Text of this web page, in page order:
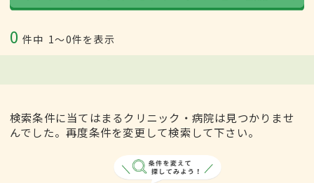
0 件中 1〜0件を表示
検索条件に当てはまるクリニック・病院は見つかりませ
んでした。再度条件を変更して検索して下さい。